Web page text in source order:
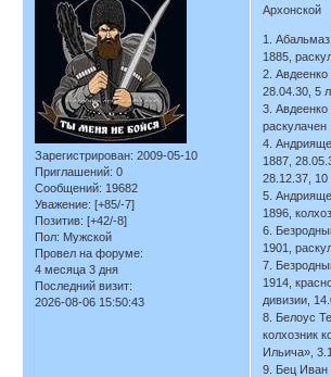
Зарегистрирован: 2009-05-10
Приглашений: 0
Сообщений: 19682
Уважение: [+85/-7]
Позитив: [+42/-8]
Пол: Мужской
Провел на форуме:
4 месяца 3 дня
Последний визит:
2026-08-06 15:50:43
Архонской
1.
1885,
2. Авдеенко
28.04.30, 5
3. Авдеенко
раскулачен
4.
1887,
28.12.37, 10
5.
1896,
6.
1901,
7.
1914,
дивизии,
8. Белоус
колхозник
Ильича»,
9. Бец Иван